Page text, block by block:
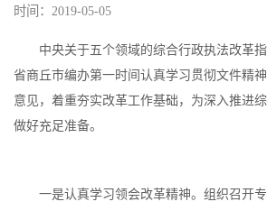
时间：2019-05-05
中央关于五个领域的综合行政执法改革指
省商丘市编办第一时间认真学习贯彻文件精
意见，着重夯实改革工作基础，为深入推进
做好充足准备。
一是认真学习领会改革精神。组织召开专